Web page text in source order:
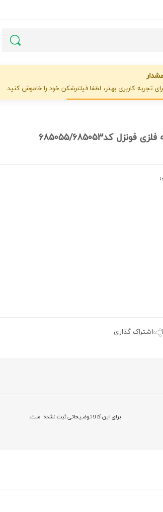
اشتراک گذاری
برای این کالا توضیحاتی ثبت نشده است.
تجربه کاربری بهتر، لطفا فیلترشکن خود را خاموش کنید.